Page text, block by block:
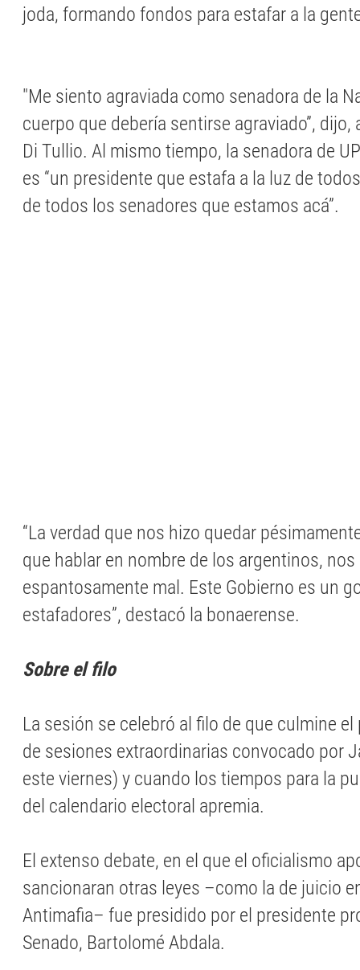
joda, formando fondos para estafar a la
"Me siento agraviada como senadora de la
cuerpo que debería sentirse agraviado”,
Di Tullio. Al mismo tiempo, la senadora de
es “un presidente que estafa a la luz de
de todos los senadores que estamos acá”.
“La verdad que nos hizo quedar
que hablar en nombre de los argentinos,
espantosamente mal. Este Gobierno es un
estafadores”, destacó la bonaerense.
Sobre el filo
La sesión se celebró al filo de que culmine el
de sesiones extraordinarias convocado por
este viernes) y cuando los tiempos para la
del calendario electoral apremia.
El extenso debate, en el que el oficialismo
sancionaran otras leyes –como la de juicio
Antimafia– fue presidido por el presidente
Senado, Bartolomé Abdala.